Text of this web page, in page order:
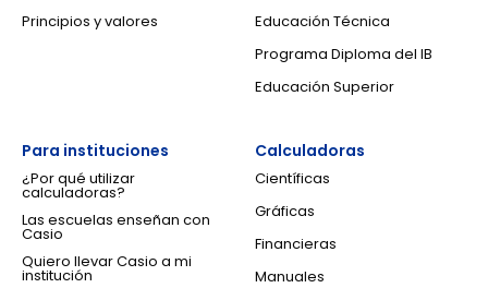
Principios y valores
Educación Técnica
Programa Diploma del IB
Educación Superior
Para instituciones
¿Por qué utilizar
calculadoras?
Las escuelas enseñan con
Casio
Quiero llevar Casio a mi
institución
Calculadoras
Científicas
Gráficas
Financieras
Manuales